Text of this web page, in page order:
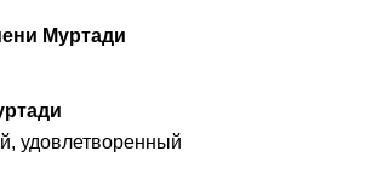
Муртади
удовлетворенный